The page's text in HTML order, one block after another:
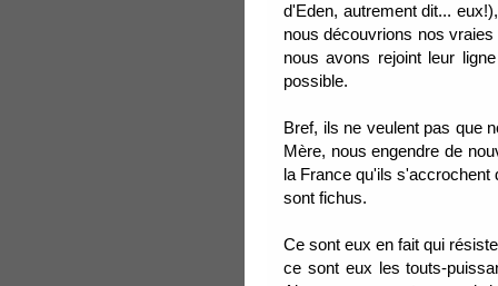
d'Eden, autrement dit...
nous découvrions nos
nous avons rejoint leur
possible.
Bref, ils ne veulent pas que
Mère, nous engendre de
la France qu'ils s'accrochent
sont fichus.
Ce sont eux en fait qui
ce sont eux les touts-